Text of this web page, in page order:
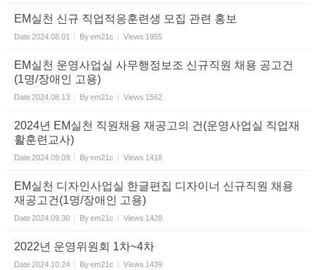
EM실천 신규 직업적응훈련생 모집 관련 홍보
Date2024.08.01 Byem21c Views 1955
EM실천 운영사업실 사무행정보조 신규직원 채용 공고건
(1명/장애인 고용)
Date2024.08.13 Byem21c Views 1562
2024년 EM실천 직원채용 재공고의 건(운영사업실 직업재
활훈련교사)
Date2024.09.09 Byem21c Views 1418
EM실천 디자인사업실 한글편집 디자이너 신규직원 채용
재공고건(1명/장애인 고용)
Date2024.09.30 Byem21c Views 1428
2022년 운영위원회 1차~4차
Date2024.10.24 Byem21c Views 1439